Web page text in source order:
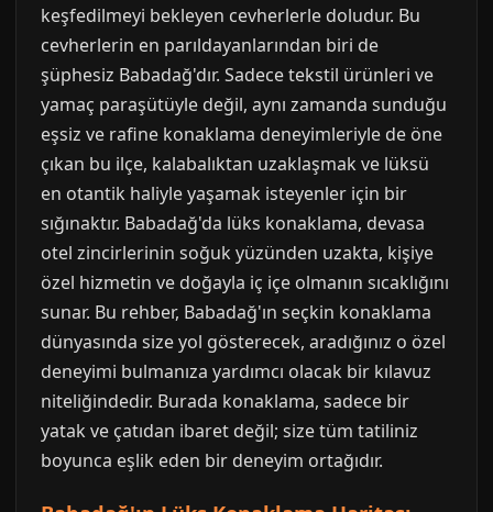
keşfedilmeyi bekleyen cevherlerle doludur. Bu
cevherlerin en parıldayanlarından biri de
şüphesiz Babadağ'dır. Sadece tekstil ürünleri ve
yamaç paraşütüyle değil, aynı zamanda sunduğu
eşsiz ve rafine konaklama deneyimleriyle de öne
çıkan bu ilçe, kalabalıktan uzaklaşmak ve lüksü
en otantik haliyle yaşamak isteyenler için bir
sığınaktır. Babadağ'da lüks konaklama, devasa
otel zincirlerinin soğuk yüzünden uzakta, kişiye
özel hizmetin ve doğayla iç içe olmanın sıcaklığını
sunar. Bu rehber, Babadağ'ın seçkin konaklama
dünyasında size yol gösterecek, aradığınız o özel
deneyimi bulmanıza yardımcı olacak bir kılavuz
niteliğindedir. Burada konaklama, sadece bir
yatak ve çatıdan ibaret değil; size tüm tatiliniz
boyunca eşlik eden bir deneyim ortağıdır.